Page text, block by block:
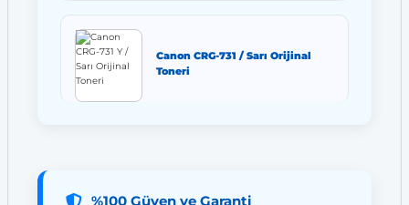
Canon CRG-731 / Sarı Orijinal
Toneri
%100 Güven ve Garanti